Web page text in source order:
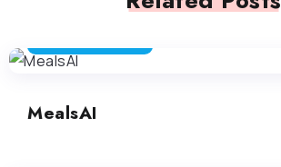
MealsAI